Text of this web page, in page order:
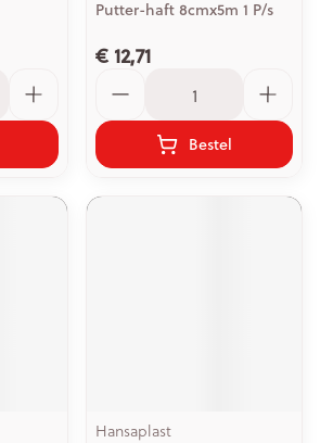
Putter-haft 8cmx5m 1 P/s
€ 12,71
Bestel
Hansaplast